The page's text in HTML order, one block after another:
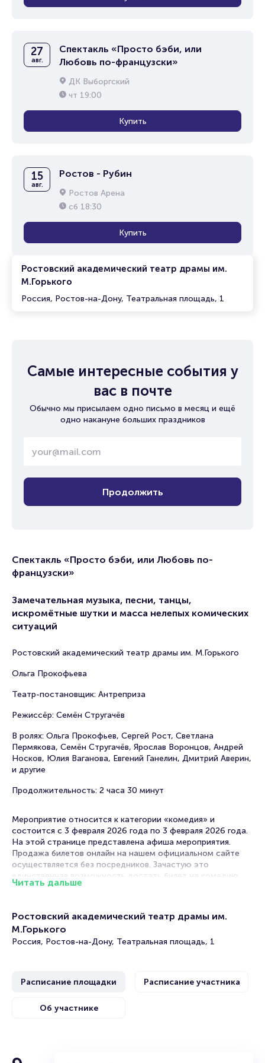
Ростовский академический театр драмы им.
М.Горького
Россия, Ростов-на-Дону, Театральная площадь, 1
27
авг.
Спектакль «Просто бэби, или
Любовь по-французски»
ДК Выборгский
чт 19:00
Купить
15
авг.
Ростов - Рубин
Ростов Арена
сб 18:30
Купить
Самые интересные события у
вас в почте
Обычно мы присылаем одно письмо в месяц и ещё
одно накануне больших праздников
Продолжить
Спектакль «Просто бэби, или Любовь по-
французски»
Замечательная музыка, песни, танцы,
искромётные шутки и масса нелепых комических
ситуаций
Ростовский академический театр драмы им. М.Горького
Ольга Прокофьева
Театр-постановщик: Антреприза
Режиссёр: Семён Стругачёв
В ролях: Ольга Прокофьев, Сергей Рост, Светлана
Пермякова, Семён Стругачёв, Ярослав Воронцов, Андрей
Носков, Юлия Ваганова, Евгений Ганелин, Дмитрий Аверин,
и другие
Продолжительность: 2 часа 30 минут
Мероприятие относится к категории «комедия» и
состоится с 3 февраля 2026 года по 3 февраля 2026 года.
На этой странице представлена афиша мероприятия.
Продажа билетов онлайн на нашем официальном сайте
осуществляется без посредников. Зачастую это
единственная возможность достать билет на комедию.
по-французски»
Portalbilet – удобный и надежный сервис для покупки и
продажи билетов на мероприятия разного формата.
ваше имя занимает не более двух минут. Билеты на
большой популярностью у зрителей. Спешите купить их,
пока они есть в наличии.
Читать дальше
Ростовский академический театр драмы им.
М.Горького
Россия, Ростов-на-Дону, Театральная площадь, 1
Расписание площадки Расписание участника
Об участнике